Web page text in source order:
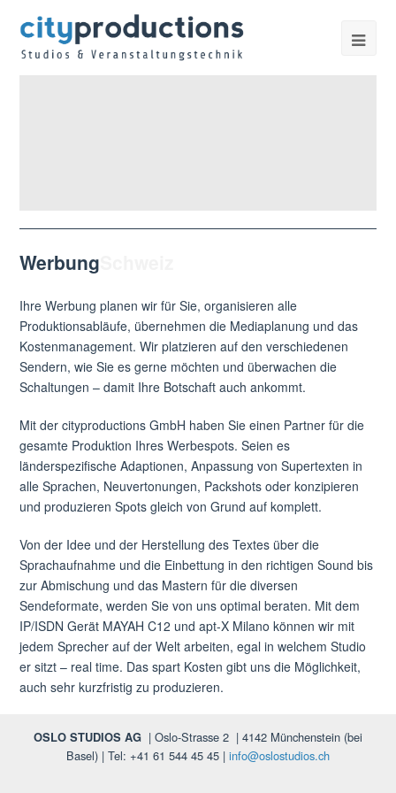
Werbung
Ihre Werbung planen wir für Sie, organisieren alle
Produktionsabläufe, übernehmen die Mediaplanung und das
Kostenmanagement. Wir platzieren auf den verschiedenen
Sendern, wie Sie es gerne möchten und überwachen die
Schaltungen – damit Ihre Botschaft auch ankommt.
Mit der cityproductions GmbH haben Sie einen Partner für die
gesamte Produktion Ihres Werbespots. Seien es
länderspezifische Adaptionen, Anpassung von Supertexten in
alle Sprachen, Neuvertonungen, Packshots oder konzipieren
und produzieren Spots gleich von Grund auf komplett.
Von der Idee und der Herstellung des Textes über die
Sprachaufnahme und die Einbettung in den richtigen Sound bis
zur Abmischung und das Mastern für die diversen
Sendeformate, werden Sie von uns optimal beraten. Mit dem
IP/ISDN Gerät MAYAH C12 und apt-X Milano können wir mit
jedem Sprecher auf der Welt arbeiten, egal in welchem Studio
er sitzt – real time. Das spart Kosten gibt uns die Möglichkeit,
auch sehr kurzfristig zu produzieren.
OSLO STUDIOS AG | Oslo-Strasse 2 | 4142 Münchenstein (bei
Basel) | Tel: +41 61 544 45 45 | info@oslostudios.ch